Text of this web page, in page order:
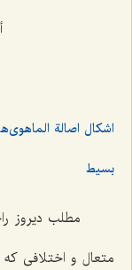
اشکال اصالة
بسیط
مطلب دیروز
متعال و اختلافى